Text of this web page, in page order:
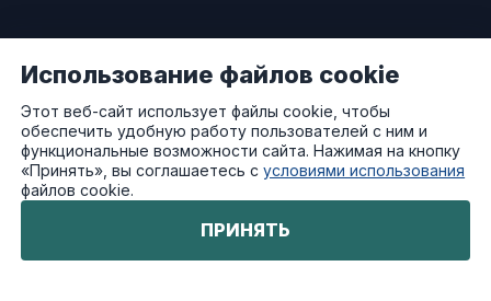
ПАРТНЕРАМ
Как стать дилером
Преимущества работы с нами
Использование файлов cookie
Этот веб-сайт использует файлы cookie, чтобы
обеспечить удобную работу пользователей с ним и
функциональные возможности сайта. Нажимая на кнопку
«Принять», вы соглашаетесь сусловиями использования
файлов cookie.
ПРИНЯТЬ